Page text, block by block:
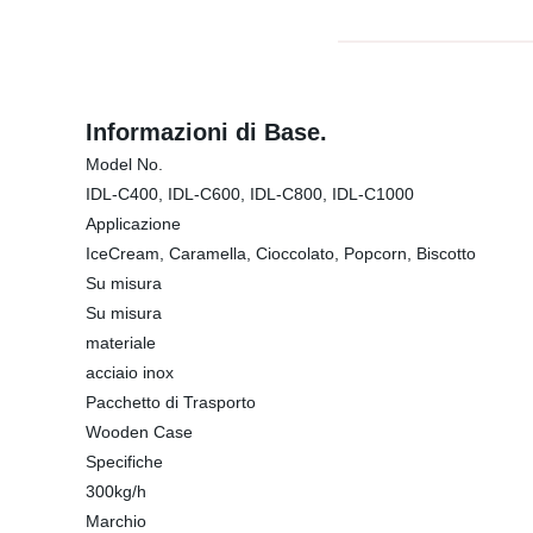
Informazioni di Base.
Model No.
IDL-C400, IDL-C600, IDL-C800, IDL-C1000
Applicazione
IceCream, Caramella, Cioccolato, Popcorn, Biscotto
Su misura
Su misura
materiale
acciaio inox
Pacchetto di Trasporto
Wooden Case
Specifiche
300kg/h
Marchio